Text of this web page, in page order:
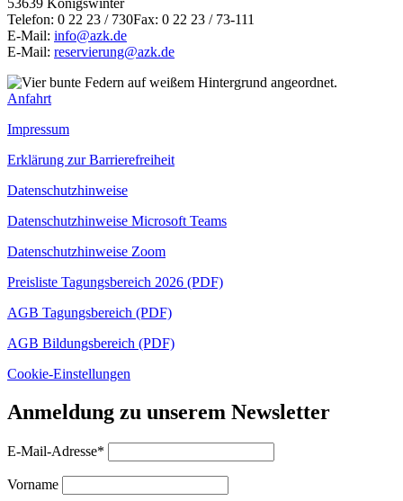
Telefon: 0 22 23 / 730Fax: 0 22 23 / 73-111
E-Mail: info@azk.de
E-Mail: reservierung@azk.de
Anfahrt
Impressum
Erklärung zur Barrierefreiheit
Datenschutzhinweise
Datenschutzhinweise Microsoft Teams
Datenschutzhinweise Zoom
Preisliste Tagungsbereich 2026 (PDF)
AGB Tagungsbereich (PDF)
AGB Bildungsbereich (PDF)
Cookie-Einstellungen
Anmeldung zu unserem Newsletter
E-Mail-Adresse*
Vorname